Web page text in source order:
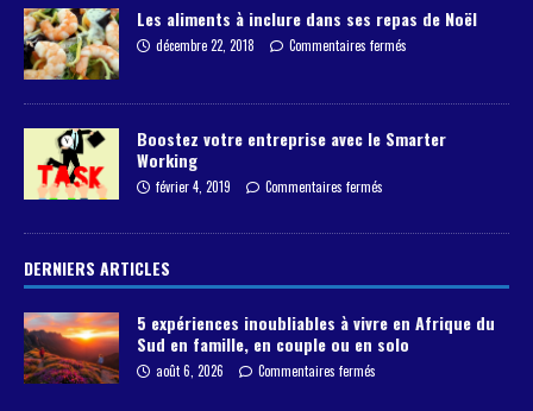
Les aliments à inclure dans ses repas de Noël
décembre 22, 2018 Commentaires fermés
Boostez votre entreprise avec le Smarter
Working
février 4, 2019 Commentaires fermés
DERNIERS ARTICLES
5 expériences inoubliables à vivre en Afrique du
Sud en famille, en couple ou en solo
août 6, 2026 Commentaires fermés